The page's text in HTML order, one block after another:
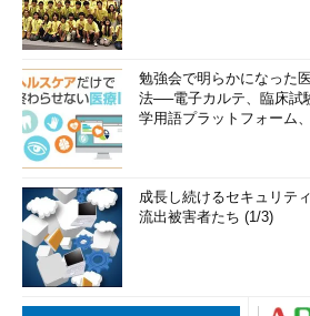
勉強会で明らかになった
法──電子カルテ、臨床試
学用語プラットフォーム
成長し続けるセキュリテ
流出被害者たち (1/3)